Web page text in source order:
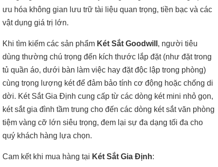
ưu hóa không gian lưu trữ tài liệu quan trọng, tiền bạc và các
vật dụng giá trị lớn.
Khi tìm kiếm các sản phẩm Két Sắt Goodwill , người tiêu
dùng thường chú trọng đến kích thước lắp đặt (như đặt trong
tủ quần áo, dưới bàn làm việc hay đặt độc lập trong phòng)
cùng trọng lượng két để đảm bảo tính cơ động hoặc chống di
dời. Két Sắt Gia Định cung cấp từ các dòng két mini nhỏ gọn,
két sắt gia đình tầm trung cho đến các dòng két sắt văn phòng
tiệm vàng cỡ lớn siêu trọng, đem lại sự đa dạng tối đa cho
quý khách hàng lựa chọn.
Cam kết khi mua hàng tại Két Sắt Gia Định: